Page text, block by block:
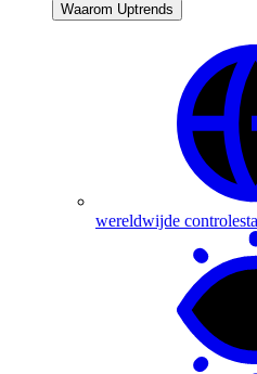
Waarom Uptrends
wereldwijde